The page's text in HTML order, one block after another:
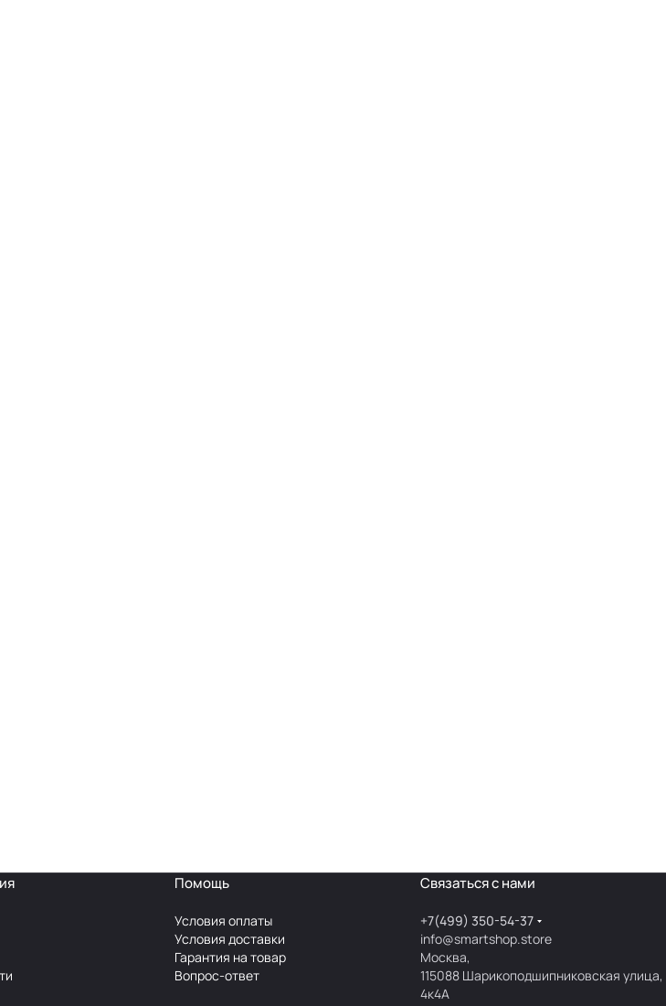
Помощь
Условия оплаты
Условия доставки
Гарантия на товар
Вопрос-ответ
Связаться с нами
+7(499) 350-54-37
info@smartshop.store
Москва,
115088 Шарикоподшипниковская улица,
4к4А